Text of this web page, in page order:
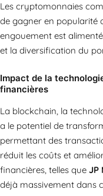
Les cryptomonnaies
de gagner en popularité
engouement est
et la diversification du
Impact de la
financières
La blockchain, la
a le potentiel de
permettant des
réduit les coûts et
financières, telles que JP
déjà massivement dans